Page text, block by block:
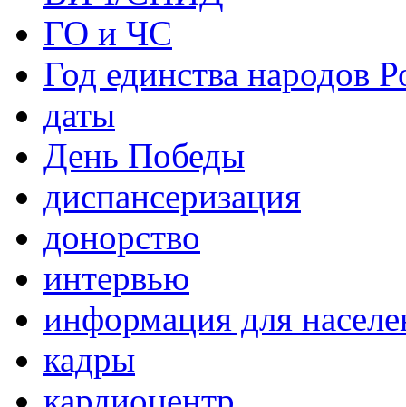
ГО и ЧС
Год единства народов
даты
День Победы
диспансеризация
донорство
интервью
информация для
кадры